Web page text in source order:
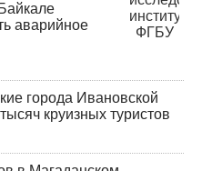
аварийное
города Ивановской
круизных туристов